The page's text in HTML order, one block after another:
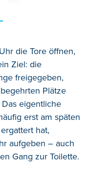
die Tore öffnen,
Ziel: die
freigegeben,
Plätze
eigentliche
erst am späten
hat,
aufgeben – auch
Gang zur Toilette.